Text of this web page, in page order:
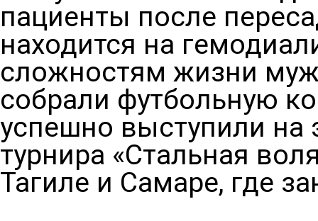
пациенты после
находится на
сложностям жизни
собрали футбольную
успешно выступили на
турнира «Стальная
Тагиле и Самаре, где